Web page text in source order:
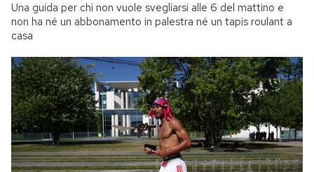
Una guida per chi non vuole svegliarsi alle 6 del mattino e
non ha né un abbonamento in palestra né un tapis roulant a
casa